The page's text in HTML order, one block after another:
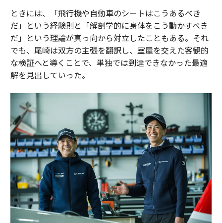
ときには、「飛行機や自動車のシートはこうあるべき
だ」という経験則と「解剖学的に身体をこう動かすべき
だ」という理論が真っ向から対立したこともある。それ
でも、尾崎は双方の主張を翻訳し、室屋を交えた客観的
な検証へと導くことで、単独では到達できなかった最適
解を見出していった。